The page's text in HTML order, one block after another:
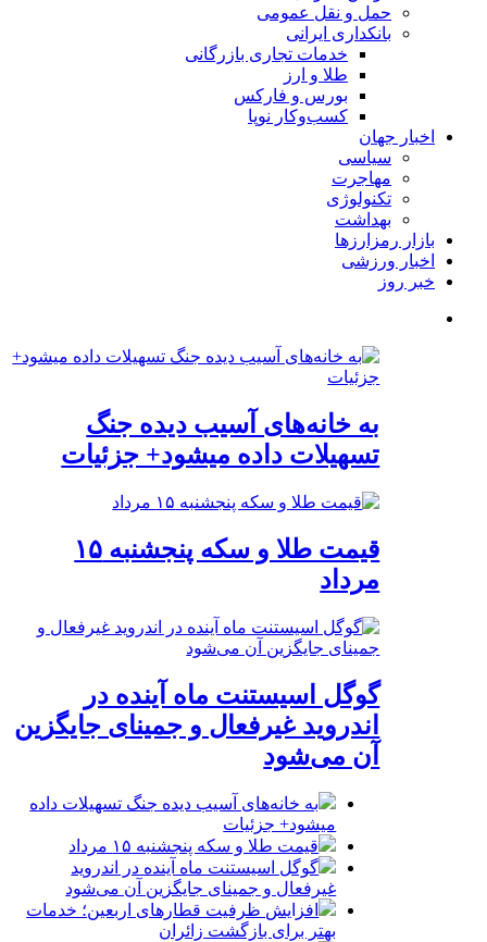
حمل و نقل عمومی
بانکداری ایرانی
خدمات تجاری بازرگانی
طلا و ارز
بورس و فارکس
کسب‌وکار نوپا
اخبار جهان
سیاسی
مهاجرت
تکنولوژی
بهداشت
بازار رمزارزها
اخبار ورزشی
خبر روز
به خانه‌های آسیب دیده جنگ
تسهیلات داده میشود+ جزئیات
قیمت طلا و سکه پنجشنبه ۱۵
مرداد
گوگل اسیستنت ماه آینده در
اندروید غیرفعال و جمینای جایگزین
آن می‌شود
به خانه‌های آسیب دیده جنگ تسهیلات داده
میشود+ جزئیات
قیمت طلا و سکه پنجشنبه ۱۵ مرداد
گوگل اسیستنت ماه آینده در اندروید
غیرفعال و جمینای جایگزین آن می‌شود
افزایش ظرفیت قطارهای اربعین؛ خدمات
بهتر برای بازگشت زائران